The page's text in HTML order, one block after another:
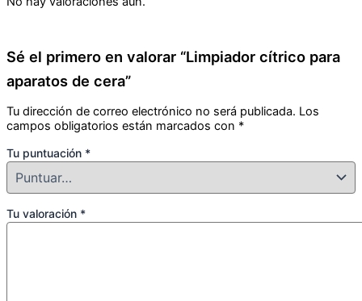
Sé el primero en valorar “Limpiador cítrico para
aparatos de cera”
Tu dirección de correo electrónico no será publicada. Los
campos obligatorios están marcados con *
Tu puntuación *
Tu valoración *